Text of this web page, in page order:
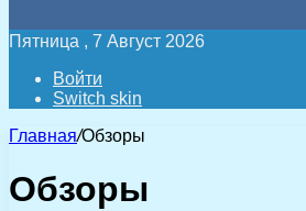
Пятница , 7 Август 2026
Войти
Switch skin
Главная/Обзоры
Обзоры